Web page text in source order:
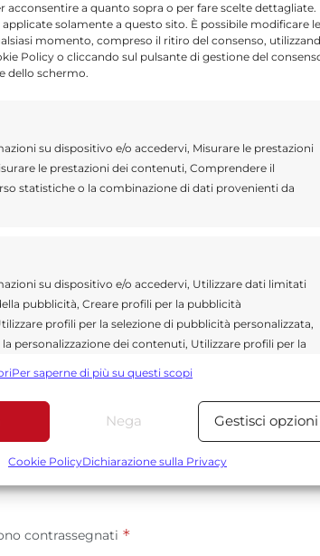
acconsentire a quanto sopra o per fare scelte dettagliate.
solamente a questo sito. È possibile modificare le
momento, compreso il ritiro del consenso,
Policy o cliccando sul pulsante di gestione del
dello schermo.
su dispositivo e/o accedervi, Misurare le prestazioni
le prestazioni dei contenuti, Comprendere il
statistiche o la combinazione di dati provenienti da
su dispositivo e/o accedervi, Utilizzare dati limitati
pubblicità, Creare profili per la pubblicità
profili per la selezione di pubblicità personalizzata,
personalizzazione dei contenuti, Utilizzare profili per la
per la selezione dei contenuti.
Sempre
dati provenienti da altre fonti di dati,
di geolocalizzazione precisi, Riconoscere i
Per saperne di più su questi scopi
Nega Gestisci opzioni
Cookie PolicyDichiarazione sulla Privacy
Share
da giornalisti, collaboratori e
lavorano per offrire notizie,
alla Sicilia, all’attualità, alla politica,
dinamico e indipendente che
contrassegnati *